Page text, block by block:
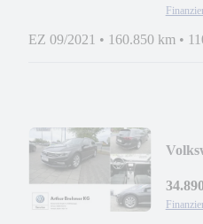
EZ 09/2021 • 160.850 km •